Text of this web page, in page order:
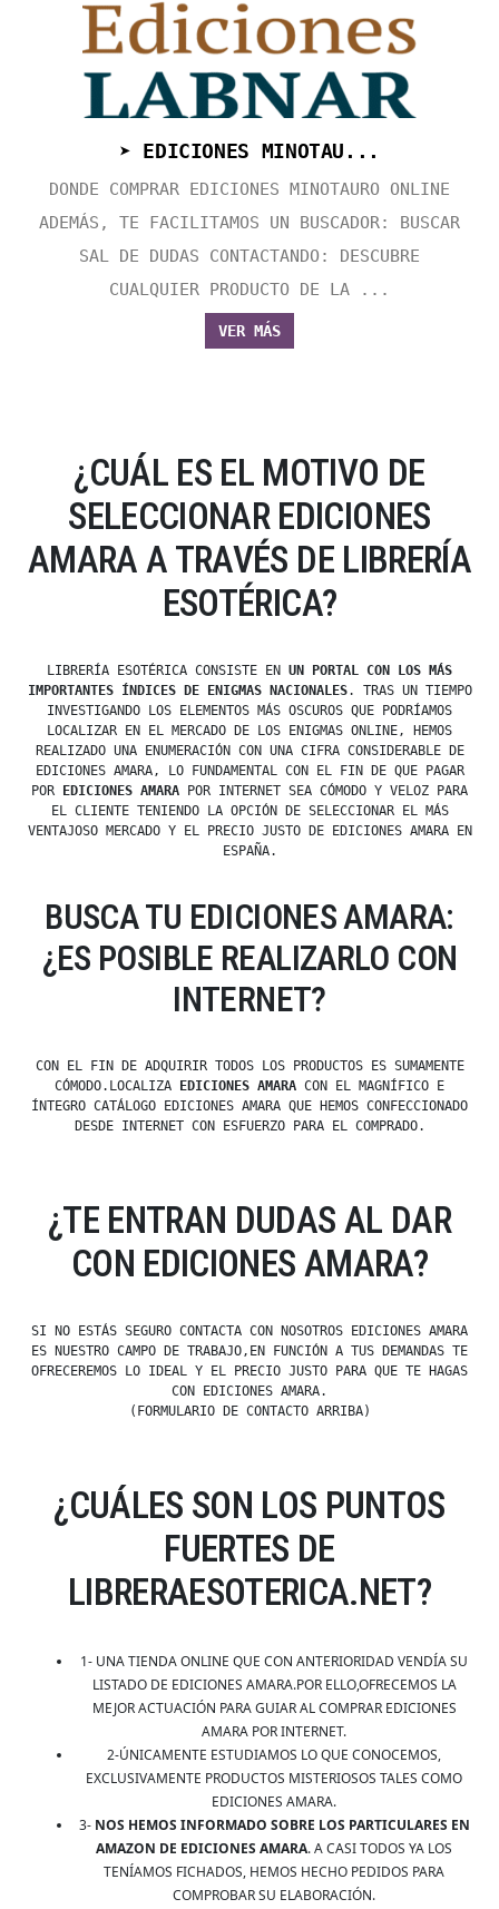
➤ EDICIONES MINOTAU...
DONDE COMPRAR EDICIONES MINOTAURO ONLINE
ADEMÁS, TE FACILITAMOS UN BUSCADOR: BUSCAR
SAL DE DUDAS CONTACTANDO: DESCUBRE
CUALQUIER PRODUCTO DE LA ...
VER MÁS
¿CUÁL ES EL MOTIVO DE
SELECCIONAR EDICIONES
AMARA A TRAVÉS DE LIBRERÍA
ESOTÉRICA?
LIBRERÍA ESOTÉRICA CONSISTE EN UN PORTAL CON LOS MÁS
IMPORTANTES ÍNDICES DE ENIGMAS NACIONALES. TRAS UN TIEMPO
INVESTIGANDO LOS ELEMENTOS MÁS OSCUROS QUE PODRÍAMOS
LOCALIZAR EN EL MERCADO DE LOS ENIGMAS ONLINE, HEMOS
REALIZADO UNA ENUMERACIÓN CON UNA CIFRA CONSIDERABLE DE
EDICIONES AMARA, LO FUNDAMENTAL CON EL FIN DE QUE PAGAR
POR
EDICIONES AMARA POR INTERNET SEA CÓMODO Y VELOZ PARA
EL CLIENTE TENIENDO LA OPCIÓN DE SELECCIONAR EL MÁS
VENTAJOSO MERCADO Y EL PRECIO JUSTO DE EDICIONES AMARA EN
ESPAÑA.
BUSCA TU EDICIONES AMARA:
¿ES POSIBLE REALIZARLO CON
INTERNET?
CON EL FIN DE ADQUIRIR TODOS LOS PRODUCTOS ES SUMAMENTE
CÓMODO.LOCALIZA
EDICIONES AMARA CON EL MAGNÍFICO E
ÍNTEGRO CATÁLOGO EDICIONES AMARA QUE HEMOS CONFECCIONADO
DESDE INTERNET CON ESFUERZO PARA EL COMPRADO.
¿TE ENTRAN DUDAS AL DAR
CON EDICIONES AMARA?
SI NO ESTÁS SEGURO CONTACTA CON NOSOTROS EDICIONES AMARA
ES NUESTRO CAMPO DE TRABAJO,EN FUNCIÓN A TUS DEMANDAS TE
OFRECEREMOS LO IDEAL Y EL PRECIO JUSTO PARA QUE TE HAGAS
CON EDICIONES AMARA.
(FORMULARIO DE CONTACTO ARRIBA)
¿CUÁLES SON LOS PUNTOS
FUERTES DE
LIBRERAESOTERICA.NET?
1- UNA TIENDA ONLINE QUE CON ANTERIORIDAD VENDÍA SU
LISTADO DE EDICIONES AMARA.POR ELLO,OFRECEMOS LA
MEJOR ACTUACIÓN PARA GUIAR AL COMPRAR EDICIONES
AMARA POR INTERNET.
2-ÚNICAMENTE ESTUDIAMOS LO QUE CONOCEMOS,
EXCLUSIVAMENTE PRODUCTOS MISTERIOSOS TALES COMO
EDICIONES AMARA.
3- NOS HEMOS INFORMADO SOBRE LOS PARTICULARES EN
AMAZON DE EDICIONES AMARA. A CASI TODOS YA LOS
TENÍAMOS FICHADOS, HEMOS HECHO PEDIDOS PARA
COMPROBAR SU ELABORACIÓN.